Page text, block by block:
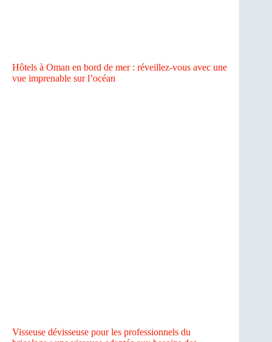
Hôtels à Oman en bord de mer : réveillez-vous avec une
vue imprenable sur l’océan
Visseuse dévisseuse pour les professionnels du